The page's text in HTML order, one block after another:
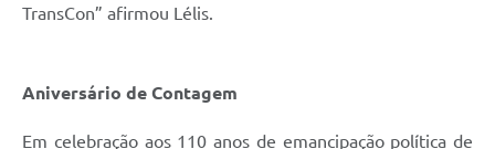
TransCon” afirmou Lélis.
Aniversário de Contagem
Em celebração aos 110 anos de emancipação política de